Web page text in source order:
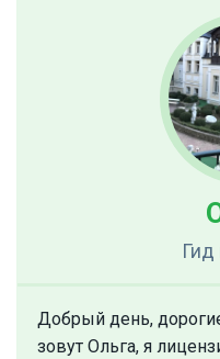
Гид
Добрый день,
зовут Ольга, я